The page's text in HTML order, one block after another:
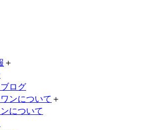
＋
ログ
ンについて ＋
について